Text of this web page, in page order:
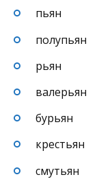
пьян
полупьян
рьян
валерьян
бурьян
крестьян
смутьян